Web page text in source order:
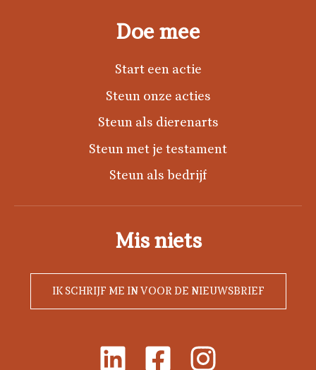
Doe mee
Start een actie
Steun onze acties
Steun als dierenarts
Steun met je testament
Steun als bedrijf
Mis niets
IK SCHRIJF ME IN VOOR DE NIEUWSBRIEF